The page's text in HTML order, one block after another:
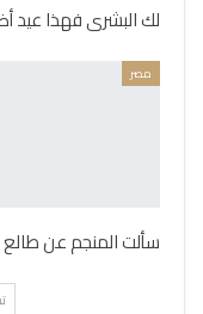
لك البشرى فهذا عيد
مصر
سألت المنجم عن طالع